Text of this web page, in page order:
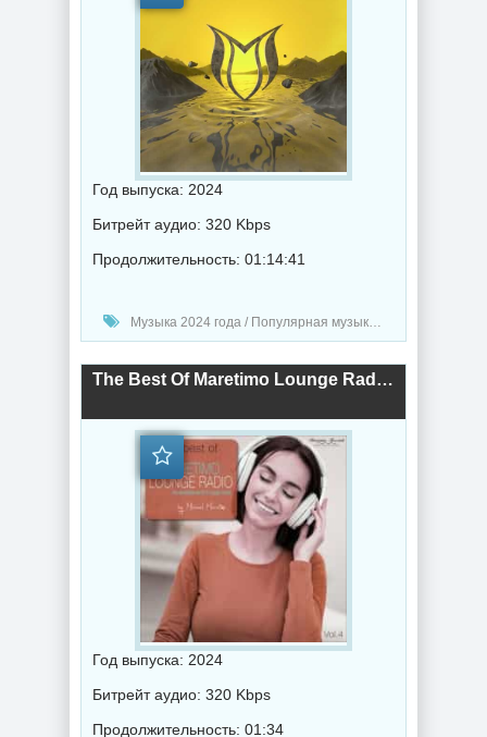
Год выпуска: 2024
Битрейт аудио: 320 Kbps
Продолжительность: 01:14:41
Музыка 2024 года / Популярная музыка / Музыка VA / Chillout music
The Best Of Maretimo Lounge Radio Vol.4 (2024) торрент
Год выпуска: 2024
Битрейт аудио: 320 Kbps
Продолжительность: 01:34